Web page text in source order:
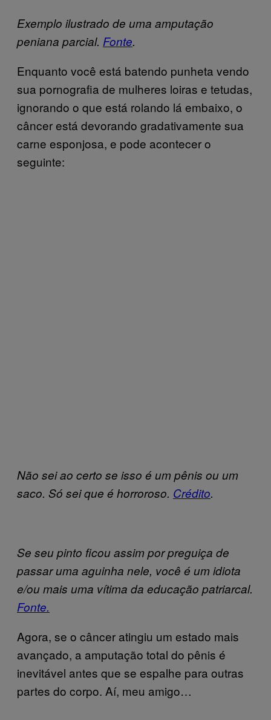
Exemplo ilustrado de uma amputação
peniana parcial. Fonte.
Enquanto você está batendo punheta vendo
sua pornografia de mulheres loiras e tetudas,
ignorando o que está rolando lá embaixo, o
câncer está devorando gradativamente sua
carne esponjosa, e pode acontecer o
seguinte:
Não sei ao certo se isso é um pênis ou um
saco. Só sei que é horroroso. Crédito.
Se seu pinto ficou assim por preguiça de
passar uma aguinha nele, você é um idiota
e/ou mais uma vítima da educação patriarcal.
Fonte.
Agora, se o câncer atingiu um estado mais
avançado, a amputação total do pênis é
inevitável antes que se espalhe para outras
partes do corpo. Aí, meu amigo…